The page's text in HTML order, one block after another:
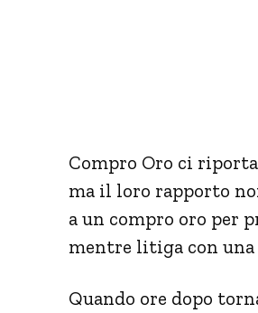
Compro Oro ci
ma il loro rapporto
a un compro oro per
mentre litiga con una
Quando ore dopo